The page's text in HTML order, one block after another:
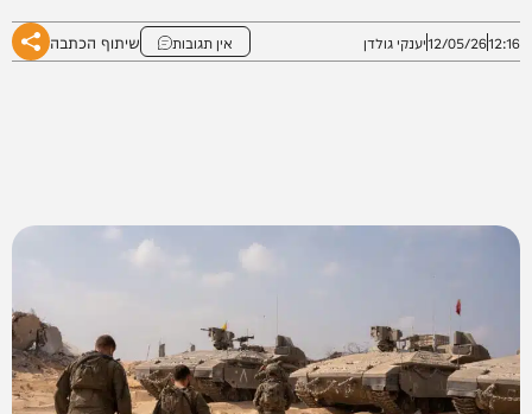
12:16
12/05/26יענקי גולדן אין תגובות שיתוף הכתבה